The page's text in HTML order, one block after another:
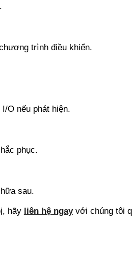
trình điều khiển.
O nếu phát hiện.
phục.
sau.
hãy liên hệ ngayvới chúng tôi